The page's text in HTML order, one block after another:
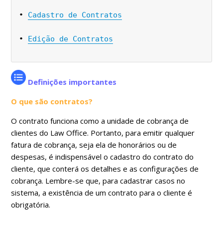
• Cadastro de Contratos
• Edição de Contratos
Definições importantes
O que são contratos?
O contrato funciona como a unidade de cobrança de
clientes do Law Office. Portanto, para emitir qualquer
fatura de cobrança, seja ela de honorários ou de
despesas, é indispensável o cadastro do contrato do
cliente, que conterá os detalhes e as configurações de
cobrança. Lembre-se que, para cadastrar casos no
sistema, a existência de um contrato para o cliente é
obrigatória.